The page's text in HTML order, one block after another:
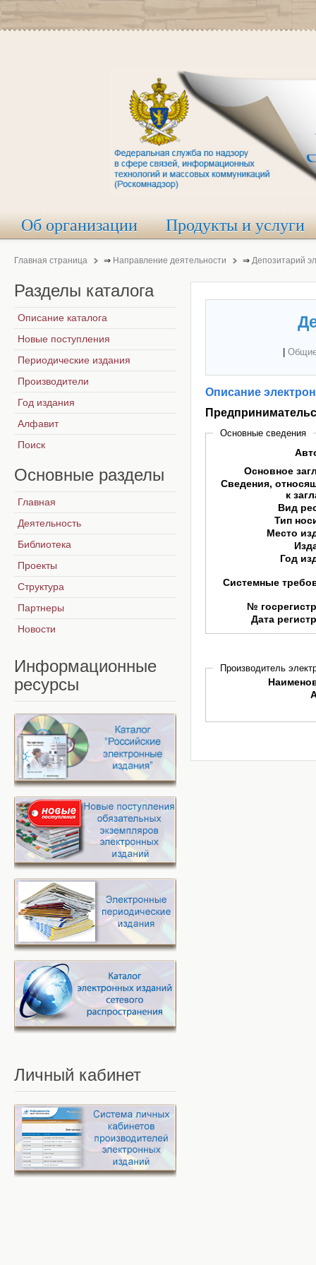
Об организации Продукты и услуги
Главная страница ⇒ Направление деятельности ⇒ Депозитарий
Описание
Основные сведения
Основное
Сведения,
к
Вид
Тип
Место
Год
Системные
№
Дата
Производитель
Разделы каталога
Описание каталога
Новые поступления
Периодические издания
Производители
Год издания
Алфавит
Поиск
Основные разделы
Главная
Деятельность
Библиотека
Проекты
Структура
Партнеры
Новости
Информационные
ресурсы
Личный кабинет